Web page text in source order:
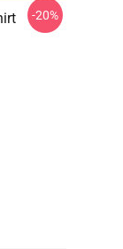
-20%